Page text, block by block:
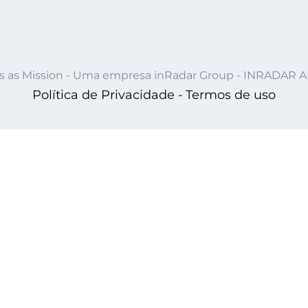
as Mission - Uma empresa inRadar Group - INRADAR
Política de Privacidade - Termos de uso